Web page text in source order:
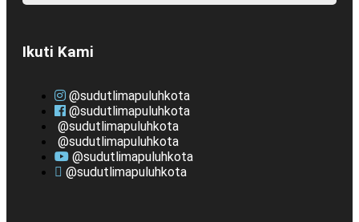
Ikuti Kami
@sudutlimapuluhkota
@sudutlimapuluhkota
@sudutlimapuluhkota
@sudutlimapuluhkota
@sudutlimapuluhkota
@sudutlimapuluhkota